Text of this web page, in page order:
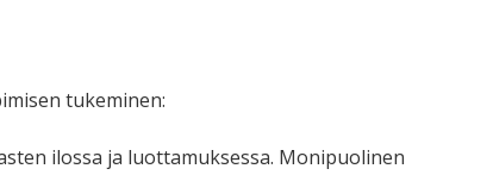
tukeminen:
ilossa ja luottamuksessa. Monipuolinen